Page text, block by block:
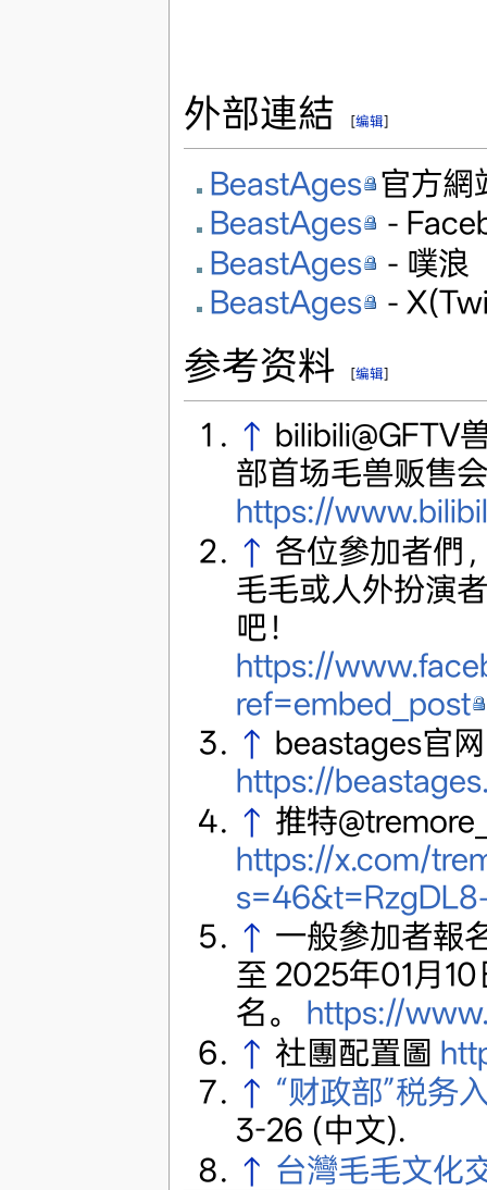
外部連結 [编辑]
BeastAges 官方網
BeastAges
-
BeastAges
- 噗浪
BeastAges
-
参考资料 [编辑]
↑ bilibili@GFTV
部首场毛兽贩售
https://
↑ 各位參加者們
毛毛或人外扮演
吧！
https://
ref=embed_post
↑ beastages官
https://
↑ 推特
https://x.com/
↑ 一般參加者報
至 2025年01月
名。 https://
↑ 社團配置圖
↑ “财政部”税务
3-26 (中文).
↑ 台灣毛毛文化